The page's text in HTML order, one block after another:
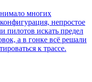
многих
непростое
пилотов искать предел
а в гонке всё решали
к трассе.